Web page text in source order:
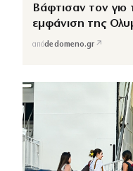
Βάφτισαν τον
εμφάνιση της
απόdedomeno.gr ↗